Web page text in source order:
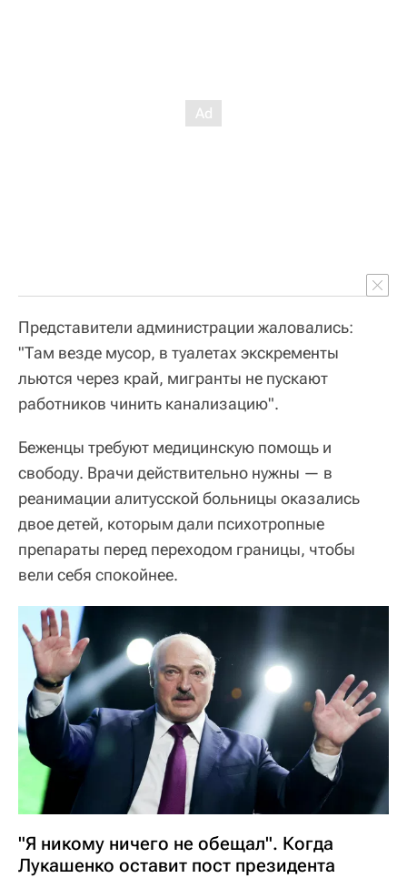
Представители администрации жаловались:
"Там везде мусор, в туалетах экскременты
льются через край, мигранты не пускают
работников чинить канализацию".
Беженцы требуют медицинскую помощь и
свободу. Врачи действительно нужны — в
реанимации алитусской больницы оказались
двое детей, которым дали психотропные
препараты перед переходом границы, чтобы
вели себя спокойнее.
"Я никому ничего не обещал". Когда
Лукашенко оставит пост президента